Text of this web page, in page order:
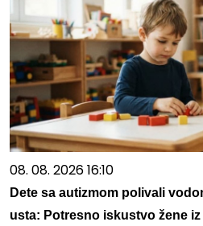
08. 08. 2026 16:10
Dete sa autizmom polivali
usta: Potresno iskustvo žene iz